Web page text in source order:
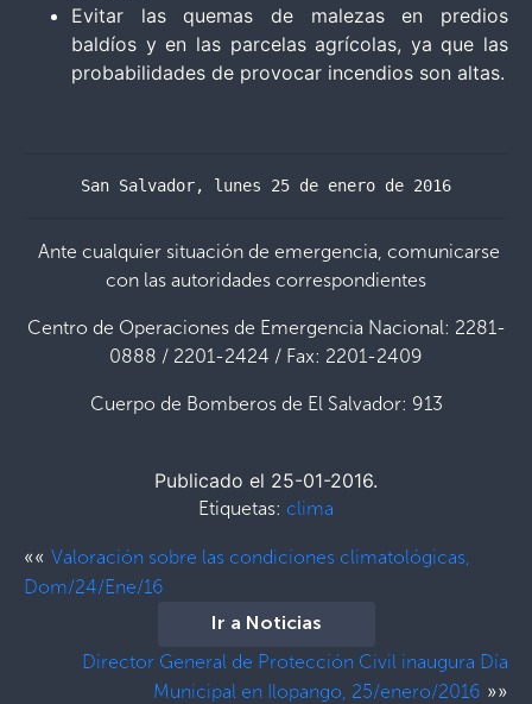
Evitar las quemas de malezas en predios
baldíos y en las parcelas agrícolas, ya que las
probabilidades de provocar incendios son altas.
San Salvador, lunes 25 de enero de 2016
Ante cualquier situación de emergencia, comunicarse
con las autoridades correspondientes
Centro de Operaciones de Emergencia Nacional: 2281-
0888 / 2201-2424 / Fax: 2201-2409
Cuerpo de Bomberos de El Salvador: 913
Publicado el 25-01-2016.
Etiquetas: clima
«« Valoración sobre las condiciones climatológicas,
Dom/24/Ene/16
Ir a Noticias
Director General de Protección Civil inaugura Día
Municipal en Ilopango, 25/enero/2016 »»